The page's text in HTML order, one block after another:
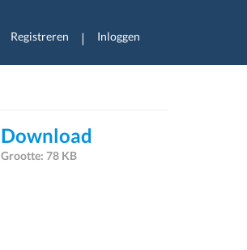
Registreren | Inloggen
Download
Grootte: 78 KB